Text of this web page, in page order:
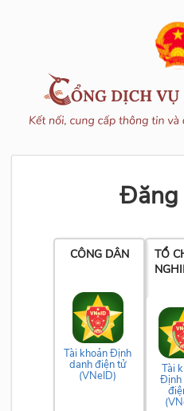
Đăng
CÔNG DÂN
Tài khoản Định
danh điện tử
(VNeID)
TỔ
Tài
Định